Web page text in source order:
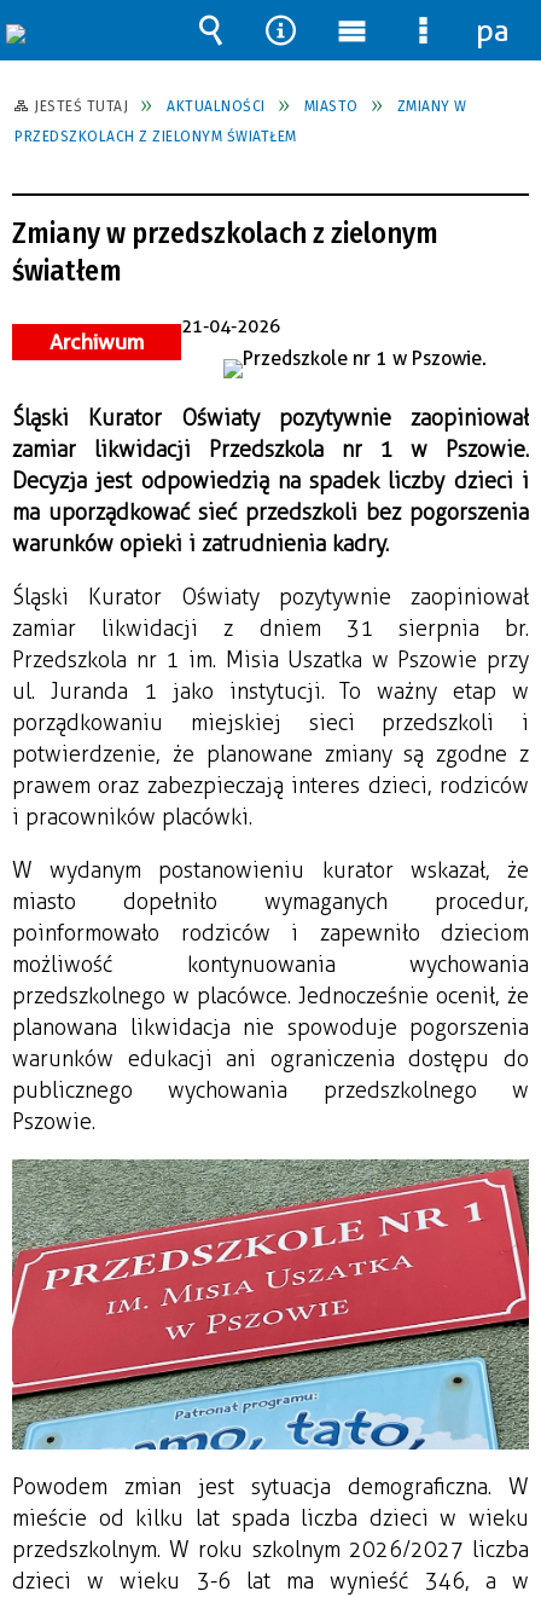
JESTEŚ TUTAJ AKTUALNOŚCI MIASTO
ZMIANY W
PRZEDSZKOLACH Z ZIELONYM ŚWIATŁEM
Zmiany w przedszkolach z zielonym
światłem
Archiwum
21-04-2026
Śląski Kurator Oświaty pozytywnie zaopiniował
zamiar likwidacji Przedszkola nr 1 w Pszowie.
Decyzja jest odpowiedzią na spadek liczby dzieci i
ma uporządkować sieć przedszkoli bez pogorszenia
warunków opieki i zatrudnienia kadry.
Śląski Kurator Oświaty pozytywnie zaopiniował
zamiar likwidacji z dniem 31 sierpnia br.
Przedszkola nr 1 im. Misia Uszatka w Pszowie przy
ul. Juranda 1 jako instytucji. To ważny etap w
porządkowaniu miejskiej sieci przedszkoli i
potwierdzenie, że planowane zmiany są zgodne z
prawem oraz zabezpieczają interes dzieci, rodziców
i pracowników placówki.
W wydanym postanowieniu kurator wskazał, że
miasto dopełniło wymaganych procedur,
poinformowało rodziców i zapewniło dzieciom
możliwość kontynuowania wychowania
przedszkolnego w placówce. Jednocześnie ocenił, że
planowana likwidacja nie spowoduje pogorszenia
warunków edukacji ani ograniczenia dostępu do
publicznego wychowania przedszkolnego w
Pszowie.
Powodem zmian jest sytuacja demograficzna. W
mieście od kilku lat spada liczba dzieci w wieku
przedszkolnym. W roku szkolnym 2026/2027 liczba
dzieci w wieku 3-6 lat ma wynieść 346, a w
Wyszukiwarka
Narzędzia
Menu
główne
Menu